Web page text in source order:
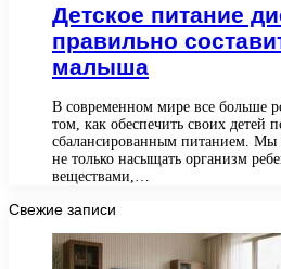
Детское питание
правильно
малыша
В современном мире все больше
том, как обеспечить своих детей
сбалансированным питанием. Мы
не только насыщать организм
веществами,…
Свежие записи